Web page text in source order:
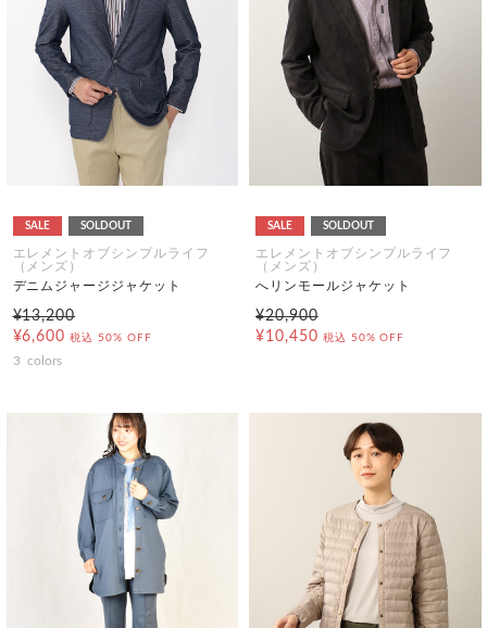
SALE SOLDOUT
エレメントオブシンプルライフ
（メンズ）
デニムジャージジャケット
¥13,200
¥6,600 税込 50% OFF
3 colors
SALE SOLDOUT
エレメントオブシンプルライフ
（メンズ）
へリンモールジャケット
¥20,900
¥10,450 税込 50% OFF